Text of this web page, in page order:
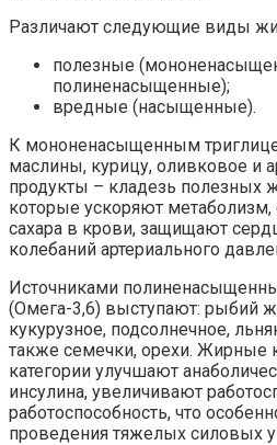
Различают следующие виды
полезные
полиненасыщенные);
вредные (насыщенные).
К мононенасыщенным
маслины, курицу, оливковое и
продукты – кладезь полезных
которые ускоряют метаболизм,
сахара в крови, защищают
колебаний артериального
Источниками
(Омега-3,6) выступают: рыбий
кукурузное, подсолнечное,
также семечки, орехи. Жирные
категории улучшают
инсулина, увеличивают
работоспособность, что
проведения тяжелых силовых